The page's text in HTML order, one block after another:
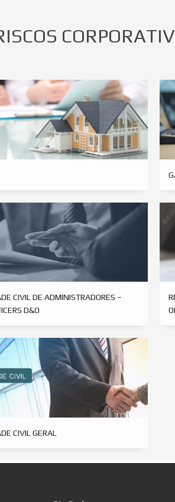
CIVIL DE ADMINISTRADORES –
D&O
CIVIL GERAL